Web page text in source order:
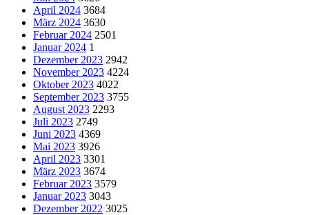
April 2024 3684
März 2024 3630
Februar 2024 2501
Januar 2024 1
Dezember 2023 2942
November 2023 4224
Oktober 2023 4022
September 2023 3755
August 2023 2293
Juli 2023 2749
Juni 2023 4369
Mai 2023 3926
April 2023 3301
März 2023 3674
Februar 2023 3579
Januar 2023 3043
Dezember 2022 3025